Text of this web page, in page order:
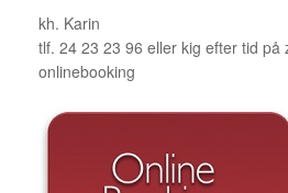
kh. Karin
tlf. 24 23 23 96 eller kig efter tid på
onlinebooking